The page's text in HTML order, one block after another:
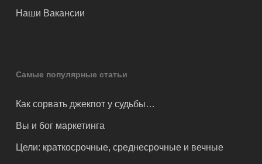
Наши Вакансии
Самые популярные статьи
Как сорвать джекпот у судьбы…
Вы и бог маркетинга
Цели: краткосрочные, среднесрочные и вечные